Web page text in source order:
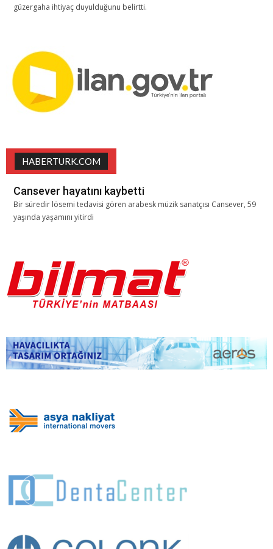
güzergaha ihtiyaç duyulduğunu belirtti.
HABERTURK.COM
Cansever hayatını kaybetti
Bir süredir lösemi tedavisi gören arabesk müzik sanatçısı Cansever, 59
yaşında yaşamını yitirdi